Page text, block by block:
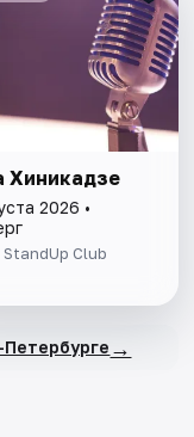
Хиникадзе
2026 •
Club
→